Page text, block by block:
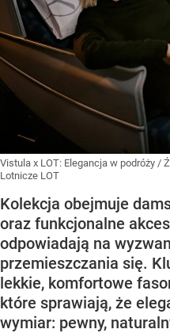
Vistula x LOT: Elegancja w podróży /
Lotnicze LOT
Kolekcja obejmuje
oraz funkcjonalne
odpowiadają na
przemieszczania się.
lekkie, komfortowe
które sprawiają, że
wymiar: pewny,